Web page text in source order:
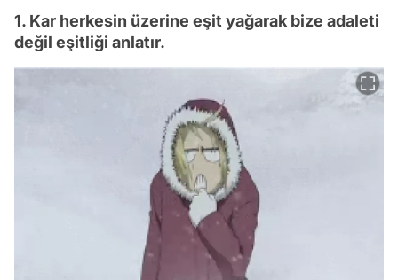
1. Kar herkesin üzerine eşit yağarak bize adaleti
değil eşitliği anlatır.